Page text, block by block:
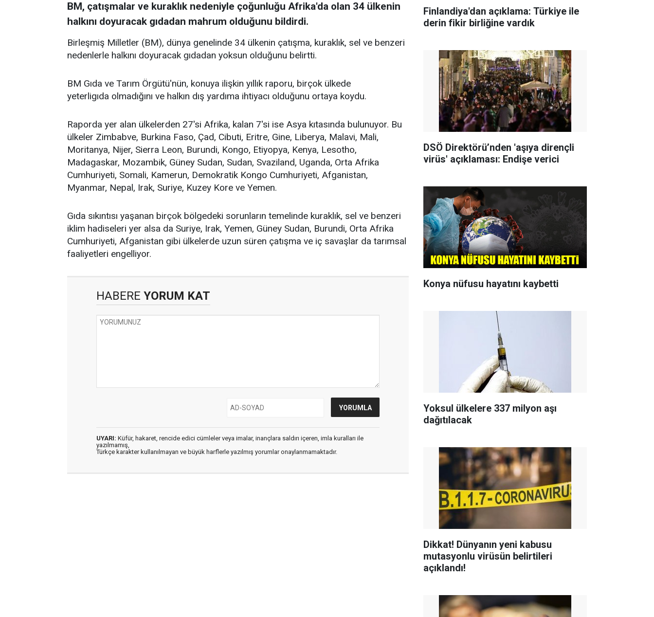
BM, çatışmalar ve kuraklık nedeniyle çoğunluğu Afrika'da olan 34 ülkenin
halkını doyuracak gıdadan mahrum olduğunu bildirdi.
Birleşmiş Milletler (BM), dünya genelinde 34 ülkenin çatışma, kuraklık, sel ve benzeri
nedenlerle halkını doyuracak gıdadan yoksun olduğunu belirtti.
BM Gıda ve Tarım Örgütü'nün, konuya ilişkin yıllık raporu, birçok ülkede
yeterligıda olmadığını ve halkın dış yardıma ihtiyacı olduğunu ortaya koydu.
Raporda yer alan ülkelerden 27'si Afrika, kalan 7'si ise Asya kıtasında bulunuyor. Bu
ülkeler Zimbabve, Burkina Faso, Çad, Cibuti, Eritre, Gine, Liberya, Malavi, Mali,
Moritanya, Nijer, Sierra Leon, Burundi, Kongo, Etiyopya, Kenya, Lesotho,
Madagaskar, Mozambik, Güney Sudan, Sudan, Svaziland, Uganda, Orta Afrika
Cumhuriyeti, Somali, Kamerun, Demokratik Kongo Cumhuriyeti, Afganistan,
Myanmar, Nepal, Irak, Suriye, Kuzey Kore ve Yemen.
Gıda sıkıntısı yaşanan birçok bölgedeki sorunların temelinde kuraklık, sel ve benzeri
iklim hadiseleri yer alsa da Suriye, Irak, Yemen, Güney Sudan, Burundi, Orta Afrika
Cumhuriyeti, Afganistan gibi ülkelerde uzun süren çatışma ve iç savaşlar da tarımsal
faaliyetleri engelliyor.
HABERE YORUM KAT
UYARI: Küfür, hakaret, rencide edici cümleler veya imalar, inançlara saldırı içeren, imla kuralları ile
yazılmamış,
Türkçe karakter kullanılmayan ve büyük harflerle yazılmış yorumlar onaylanmamaktadır.
Finlandiya'dan açıklama: Türkiye ile
derin fikir birliğine vardık
DSÖ Direktörü’nden 'aşıya dirençli
virüs' açıklaması: Endişe verici
Konya nüfusu hayatını kaybetti
Yoksul ülkelere 337 milyon aşı
dağıtılacak
Dikkat! Dünyanın yeni kabusu
mutasyonlu virüsün belirtileri
açıklandı!